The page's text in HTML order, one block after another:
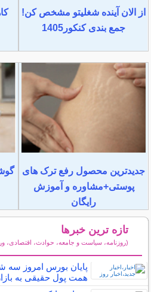
از الان آینده شغلیتو مشخص کن!
جمع بندی کنکور1405
جدیدترین محصول رفع ترک های
پوستی+مشاوره و آموزش
رایگان
تازه ترین خبرها
(روزنامه، سیاست و جامعه، حوادث، اقتصادی،
همت پول حقیقی به